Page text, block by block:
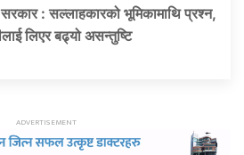
सरकार : सल्लाहकारको भूमिकामाथि प्रश्न,
लिएर बढ्यो असन्तुष्टि